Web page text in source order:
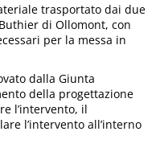
trasportato dai due
di Ollomont, con
per la messa in
dalla Giunta
della progettazione
l’intervento, il
l’intervento all’interno